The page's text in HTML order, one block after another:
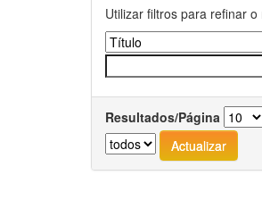
Utilizar filtros para refinar
Resultados/Página